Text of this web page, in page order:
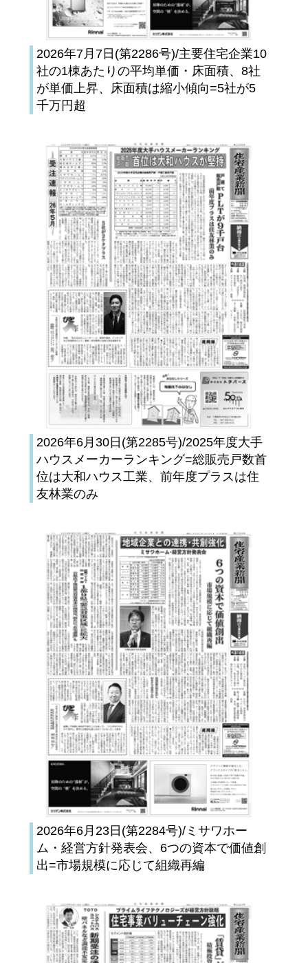
2026年7月7日(第2286号)/主要住宅企業10
社の1棟あたりの平均単価・床面積、8社
が単価上昇、床面積は縮小傾向=5社が5
千万円超
2026年6月30日(第2285号)/2025年度大手
ハウスメーカーランキング=総販売戸数首
位は大和ハウス工業、前年度プラスは住
友林業のみ
2026年6月23日(第2284号)/ミサワホー
ム・経営方針発表会、6つの資本で価値創
出=市場規模に応じて組織再編